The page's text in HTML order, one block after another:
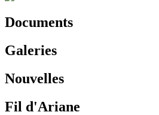
Documents
Galeries
Nouvelles
Fil d'Ariane